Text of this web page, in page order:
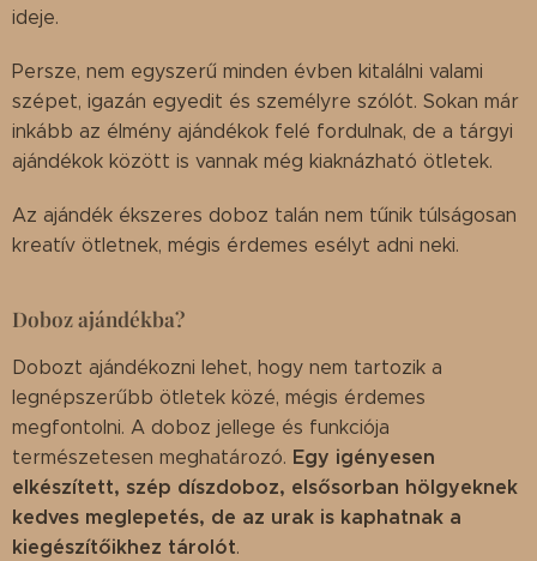
ideje.
Persze, nem egyszerű minden évben kitalálni valami
szépet, igazán egyedit és személyre szólót. Sokan már
inkább az élmény ajándékok felé fordulnak, de a tárgyi
ajándékok között is vannak még kiaknázható ötletek.
Az ajándék ékszeres doboz talán nem tűnik túlságosan
kreatív ötletnek, mégis érdemes esélyt adni neki.
Doboz ajándékba?
Dobozt ajándékozni lehet, hogy nem tartozik a
legnépszerűbb ötletek közé, mégis érdemes
megfontolni. A doboz jellege és funkciója
természetesen meghatározó. Egy igényesen
elkészített, szép díszdoboz, elsősorban hölgyeknek
kedves meglepetés, de az urak is kaphatnak a
kiegészítőikhez tárolót.